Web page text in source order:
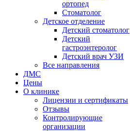
ортопед
Стоматолог
Детское отделение
Детский стоматолог
Детский
гастроэнтеролог
Детский врач УЗИ
Все направления
ДМС
Цены
О клинике
Лицензии и сертификаты
Отзывы
Контролирующие
организации